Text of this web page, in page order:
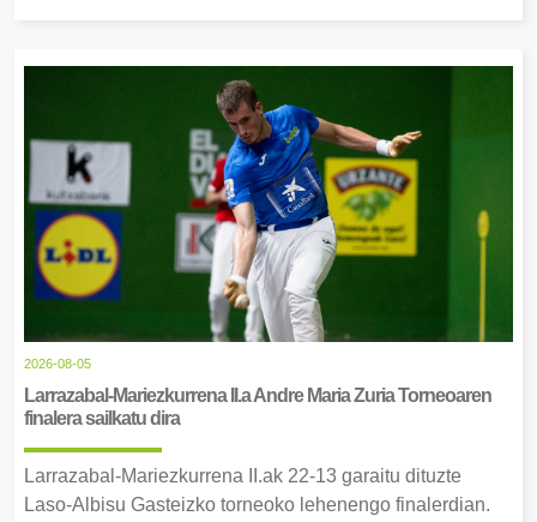
2026-08-05
Larrazabal-Mariezkurrena II.a Andre Maria Zuria Torneoaren
finalera sailkatu dira
Larrazabal-Mariezkurrena II.ak 22-13 garaitu dituzte
Laso-Albisu Gasteizko torneoko lehenengo finalerdian.